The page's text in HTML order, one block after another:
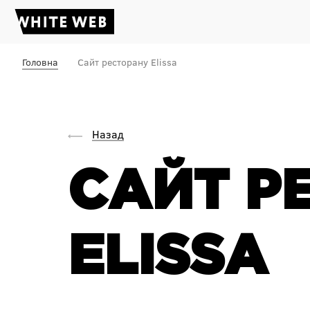
Головна Сайт ресторану Elissa
Назад
САЙТ
ELISSA